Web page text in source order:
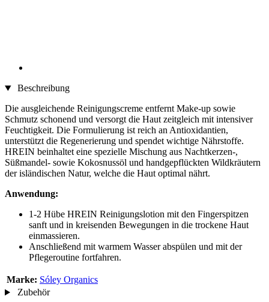
Beschreibung
Die ausgleichende Reinigungscreme entfernt Make-up sowie
Schmutz schonend und versorgt die Haut zeitgleich mit intensiver
Feuchtigkeit. Die Formulierung ist reich an Antioxidantien,
unterstützt die Regenerierung und spendet wichtige Nährstoffe.
HREIN beinhaltet eine spezielle Mischung aus Nachtkerzen-,
Süßmandel- sowie Kokosnussöl und handgepflückten Wildkräutern
der isländischen Natur, welche die Haut optimal nährt.
Anwendung:
1-2 Hübe HREIN Reinigungslotion mit den Fingerspitzen
sanft und in kreisenden Bewegungen in die trockene Haut
einmassieren.
Anschließend mit warmem Wasser abspülen und mit der
Pflegeroutine fortfahren.
Marke: Sóley Organics
Zubehör